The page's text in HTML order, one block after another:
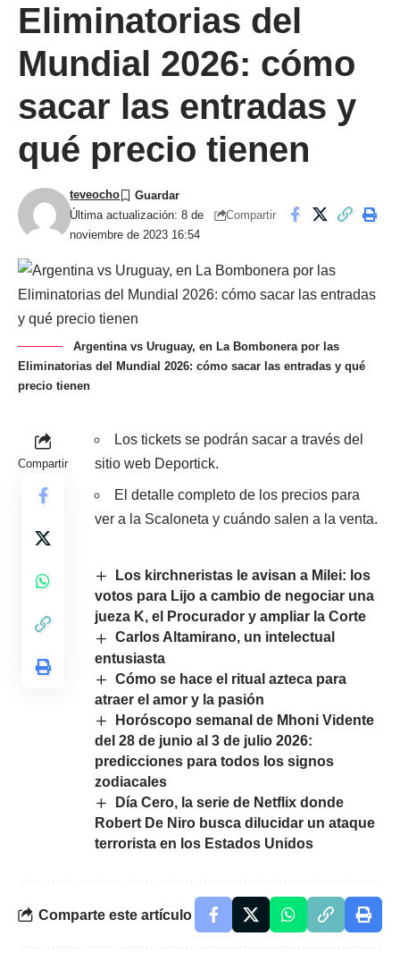
Eliminatorias del
Mundial 2026: cómo
sacar las entradas y
qué precio tienen
Última actualización: 8 de
noviembre de 2023 16:54
teveocho
Compartir
Argentina vs Uruguay, en La Bombonera por las
Eliminatorias del Mundial 2026: cómo sacar las entradas y qué
precio tienen
Compartir
Los tickets se podrán sacar a través del
sitio web Deportick.
El detalle completo de los precios para
ver a la Scaloneta y cuándo salen a la venta.
Los kirchneristas le avisan a Milei: los
votos para Lijo a cambio de negociar una
jueza K, el Procurador y ampliar la Corte
Carlos Altamirano, un intelectual
entusiasta
Cómo se hace el ritual azteca para
atraer el amor y la pasión
Horóscopo semanal de Mhoni Vidente
del 28 de junio al 3 de julio 2026:
predicciones para todos los signos
zodiacales
Día Cero, la serie de Netflix donde
Robert De Niro busca dilucidar un ataque
terrorista en los Estados Unidos
Comparte este artículo